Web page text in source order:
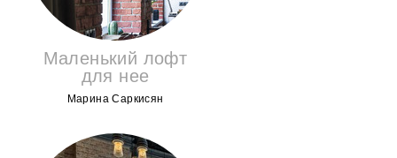
Маленький лофт
для нее
Марина Саркисян